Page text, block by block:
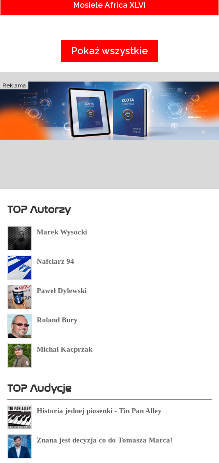
Mosiele Africa XLVI
Pokaż wszystkie
Reklama
TOP Autorzy
Marek Wysocki
Nafciarz 94
Paweł Dylewski
Roland Bury
Michał Kacprzak
TOP Audycje
Historia jednej piosenki - Tin Pan Alley
Znana jest decyzja co do Tomasza Marca!